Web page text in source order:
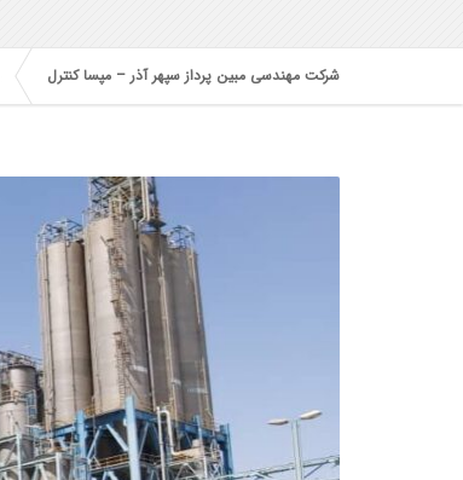
شرکت مهندسی مبین پرداز سپهر آذر – مپسا کنترل